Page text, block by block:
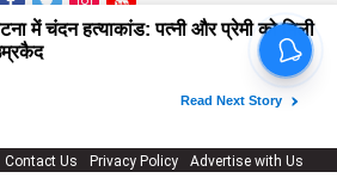
IT Services Private Limited
Contact Us Privacy Policy Advertise with Us